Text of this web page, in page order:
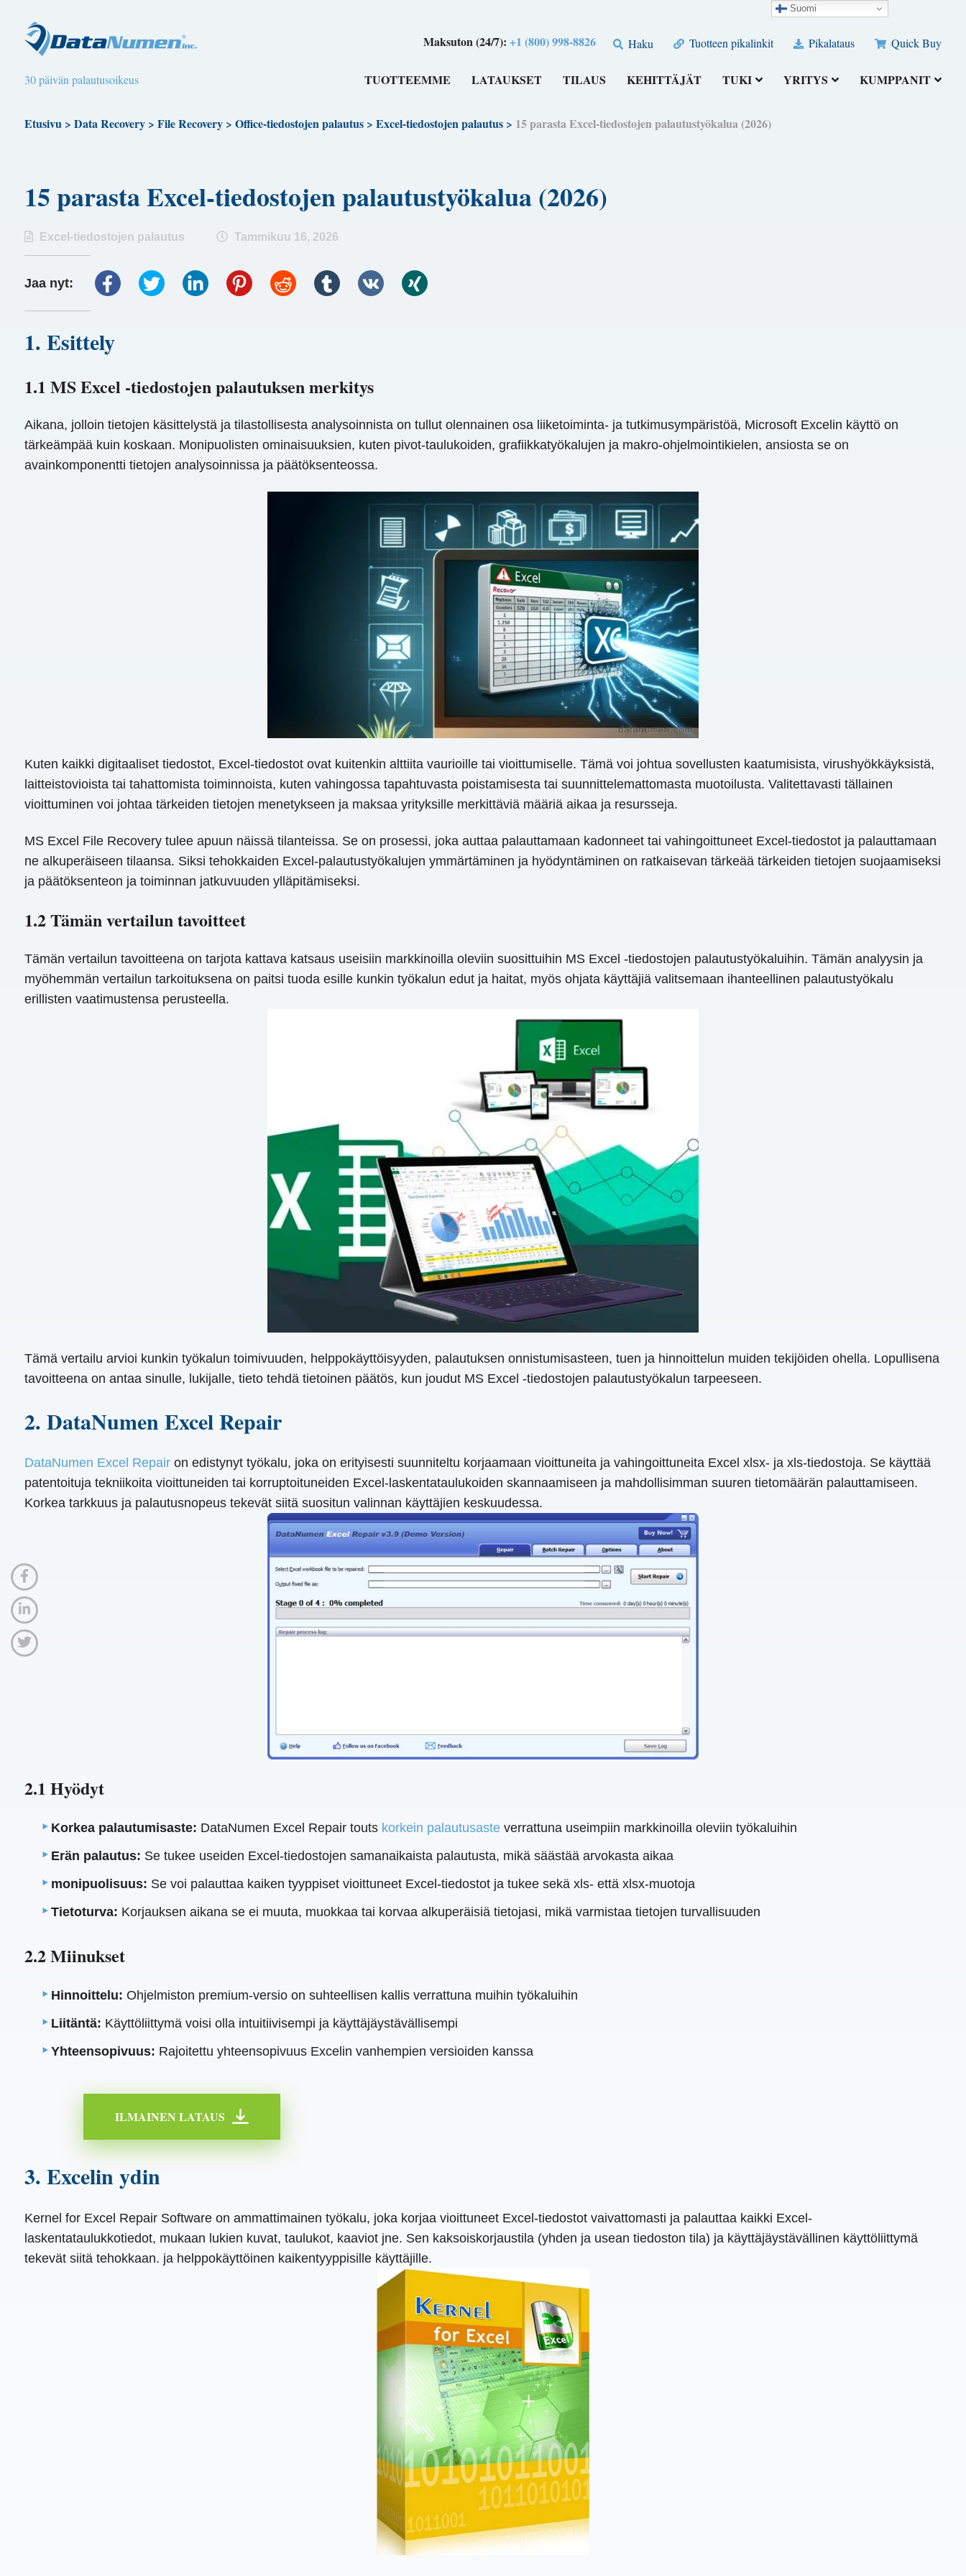
Maksuton (24/7):+1 (800) 998-8826 Haku Tuotteen pikalinkit Pikalataus Quick Buy
30 päivän palautusoikeus TUOTTEEMME LATAUKSET TILAUS KEHITTÄJÄT TUKI YRITYS KUMPPANIT
Etusivu> Data Recovery> File Recovery> Office-tiedostojen palautus> Excel-tiedostojen palautus> 15 parasta Excel-tiedostojen palautustyökalua (2026)
15 parasta Excel-tiedostojen palautustyökalua (2026)
Excel-tiedostojen palautus Tammikuu 16, 2026
Jaa nyt:
1. Esittely
1.1 MS Excel -tiedostojen palautuksen merkitys
Aikana, jolloin tietojen käsittelystä ja tilastollisesta analysoinnista on tullut olennainen osa liiketoiminta- ja tutkimusympäristöä, Microsoft Excelin käyttö on
tärkeämpää kuin koskaan. Monipuolisten ominaisuuksien, kuten pivot-taulukoiden, grafiikkatyökalujen ja makro-ohjelmointikielen, ansiosta se on
avainkomponentti tietojen analysoinnissa ja päätöksenteossa.
Kuten kaikki digitaaliset tiedostot, Excel-tiedostot ovat kuitenkin alttiita vaurioille tai vioittumiselle. Tämä voi johtua sovellusten kaatumisista, virushyökkäyksistä,
laitteistovioista tai tahattomista toiminnoista, kuten vahingossa tapahtuvasta poistamisesta tai suunnittelemattomasta muotoilusta. Valitettavasti tällainen
vioittuminen voi johtaa tärkeiden tietojen menetykseen ja maksaa yrityksille merkittäviä määriä aikaa ja resursseja.
MS Excel File Recovery tulee apuun näissä tilanteissa. Se on prosessi, joka auttaa palauttamaan kadonneet tai vahingoittuneet Excel-tiedostot ja palauttamaan
ne alkuperäiseen tilaansa. Siksi tehokkaiden Excel-palautustyökalujen ymmärtäminen ja hyödyntäminen on ratkaisevan tärkeää tärkeiden tietojen suojaamiseksi
ja päätöksenteon ja toiminnan jatkuvuuden ylläpitämiseksi.
1.2 Tämän vertailun tavoitteet
Tämän vertailun tavoitteena on tarjota kattava katsaus useisiin markkinoilla oleviin suosittuihin MS Excel -tiedostojen palautustyökaluihin. Tämän analyysin ja
myöhemmän vertailun tarkoituksena on paitsi tuoda esille kunkin työkalun edut ja haitat, myös ohjata käyttäjiä valitsemaan ihanteellinen palautustyökalu
erillisten vaatimustensa perusteella.
Tämä vertailu arvioi kunkin työkalun toimivuuden, helppokäyttöisyyden, palautuksen onnistumisasteen, tuen ja hinnoittelun muiden tekijöiden ohella. Lopullisena
tavoitteena on antaa sinulle, lukijalle, tieto tehdä tietoinen päätös, kun joudut MS Excel -tiedostojen palautustyökalun tarpeeseen.
2. DataNumen Excel Repair
DataNumen Excel Repairon edistynyt työkalu, joka on erityisesti suunniteltu korjaamaan vioittuneita ja vahingoittuneita Excel xlsx- ja xls-tiedostoja. Se käyttää
patentoituja tekniikoita vioittuneiden tai korruptoituneiden Excel-laskentataulukoiden skannaamiseen ja mahdollisimman suuren tietomäärän palauttamiseen.
Korkea tarkkuus ja palautusnopeus tekevät siitä suositun valinnan käyttäjien keskuudessa.
2.1 Hyödyt
Korkea palautumisaste: DataNumen Excel Repair touts korkein palautusaste verrattuna useimpiin markkinoilla oleviin työkaluihin
Erän palautus: Se tukee useiden Excel-tiedostojen samanaikaista palautusta, mikä säästää arvokasta aikaa
monipuolisuus: Se voi palauttaa kaiken tyyppiset vioittuneet Excel-tiedostot ja tukee sekä xls- että xlsx-muotoja
Tietoturva: Korjauksen aikana se ei muuta, muokkaa tai korvaa alkuperäisiä tietojasi, mikä varmistaa tietojen turvallisuuden
2.2 Miinukset
Hinnoittelu: Ohjelmiston premium-versio on suhteellisen kallis verrattuna muihin työkaluihin
Liitäntä: Käyttöliittymä voisi olla intuitiivisempi ja käyttäjäystävällisempi
Yhteensopivuus: Rajoitettu yhteensopivuus Excelin vanhempien versioiden kanssa
ILMAINEN LATAUS
3. Excelin ydin
Kernel for Excel Repair Software on ammattimainen työkalu, joka korjaa vioittuneet Excel-tiedostot vaivattomasti ja palauttaa kaikki Excel-
laskentataulukkotiedot, mukaan lukien kuvat, taulukot, kaaviot jne. Sen kaksoiskorjaustila (yhden ja usean tiedoston tila) ja käyttäjäystävällinen käyttöliittymä
tekevät siitä tehokkaan. ja helppokäyttöinen kaikentyyppisille käyttäjille.
Suomi